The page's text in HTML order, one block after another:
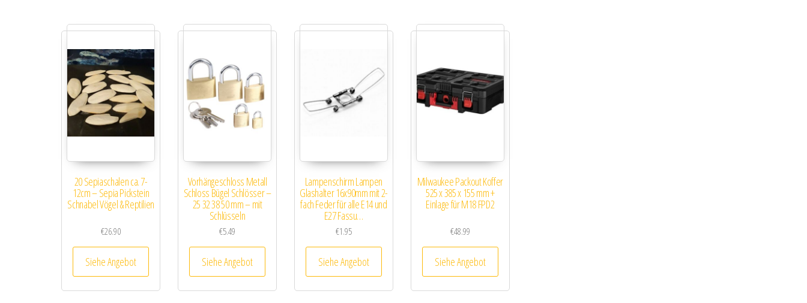
20 Sepiaschalen ca. 7-
12cm – Sepia Pickstein
Schnabel Vögel & Reptilien
€26.90
Siehe Angebot
Vorhängeschloss Metall
Schloss Bügel Schlösser –
25 32 38 50 mm – mit
Schlüsseln
€5.49
Siehe Angebot
Lampenschirm Lampen
Glashalter 16x90mm mit 2-
fach Feder für alle E14 und
E27 Fassu…
€1.95
Siehe Angebot
Milwaukee Packout Koffer
525 x 385 x 155 mm +
Einlage für M18 FPD2
€48.99
Siehe Angebot